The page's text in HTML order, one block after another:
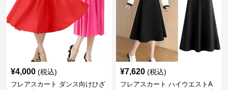
¥4,000 (税込)
フレアスカート ダンス向けひざ
¥7,620 (税込)
フレアスカート ハイウエストA